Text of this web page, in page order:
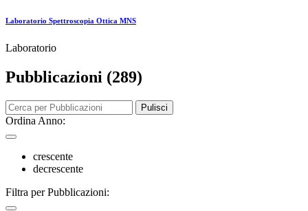
Laboratorio Spettroscopia Ottica MNS
Laboratorio
Pubblicazioni (289)
Pulisci
Ordina Anno:
crescente
decrescente
Filtra per Pubblicazioni: